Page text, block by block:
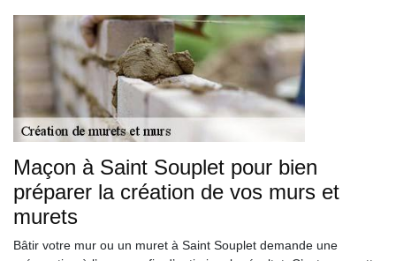
Maçon à Saint Souplet pour bien
préparer la création de vos murs et
murets
Bâtir votre mur ou un muret à Saint Souplet demande une